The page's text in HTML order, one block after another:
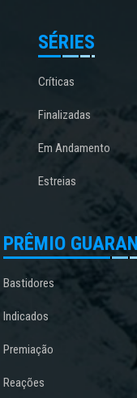
SÉRIES
Críticas
Finalizadas
Em Andamento
Estreias
PRÊMIO
Bastidores
Indicados
Premiação
Reações